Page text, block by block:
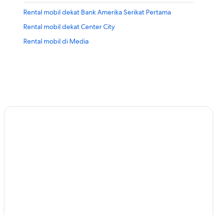
Rental mobil dekat Bank Amerika Serikat Pertama
Rental mobil dekat Center City
Rental mobil di Media